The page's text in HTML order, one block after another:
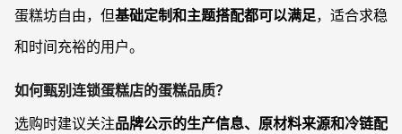
蛋糕坊自由，但基础定制和主题搭配都可以满足，适合求稳
和时间充裕的用户。
如何甄别连锁蛋糕店的蛋糕品质？
选购时建议关注品牌公示的生产信息、原材料来源和冷链配